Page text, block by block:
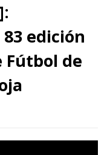
edición
Fútbol de